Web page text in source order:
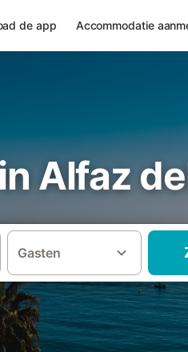
de app Accommodatie
Alfaz
Gasten